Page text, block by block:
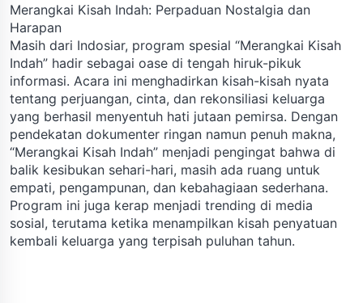
Merangkai Kisah Indah: Perpaduan Nostalgia dan
Harapan
Masih dari Indosiar, program spesial “Merangkai Kisah
Indah” hadir sebagai oase di tengah hiruk-pikuk
informasi. Acara ini menghadirkan kisah-kisah nyata
tentang perjuangan, cinta, dan rekonsiliasi keluarga
yang berhasil menyentuh hati jutaan pemirsa. Dengan
pendekatan dokumenter ringan namun penuh makna,
“Merangkai Kisah Indah” menjadi pengingat bahwa di
balik kesibukan sehari-hari, masih ada ruang untuk
empati, pengampunan, dan kebahagiaan sederhana.
Program ini juga kerap menjadi trending di media
sosial, terutama ketika menampilkan kisah penyatuan
kembali keluarga yang terpisah puluhan tahun.